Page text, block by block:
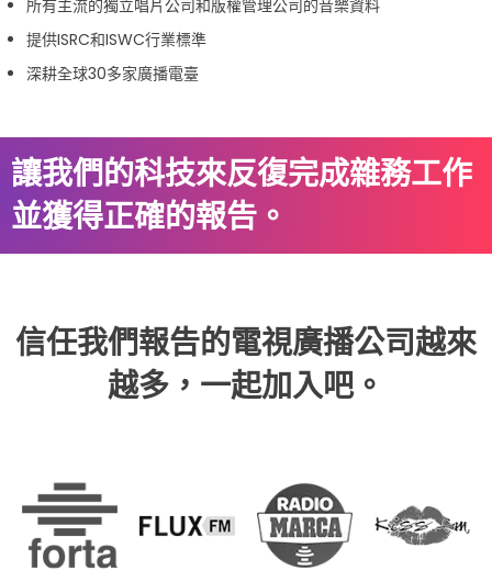
所有主流的獨立唱片公司和版權管理公司的音樂資料
提供ISRC和ISWC行業標準
深耕全球30多家廣播電臺
讓我們的科技來反復完成雜務工作
並獲得正確的報告。
信任我們報告的電視廣播公司越來
越多，一起加入吧。